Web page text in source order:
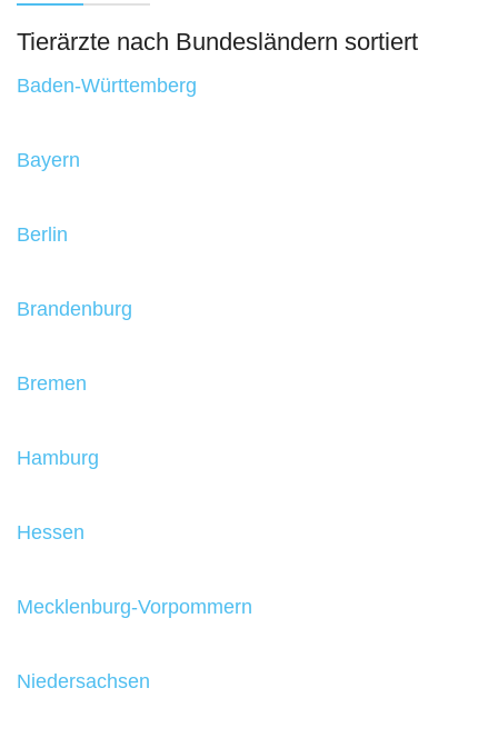
Tierärzte nach Bundesländern sortiert
Baden-Württemberg
Bayern
Berlin
Brandenburg
Bremen
Hamburg
Hessen
Mecklenburg-Vorpommern
Niedersachsen